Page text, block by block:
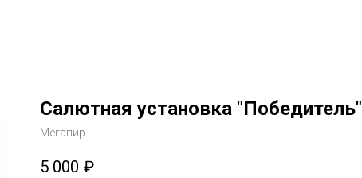
Салютная установка "Победитель"
Мегапир
5 000 ₽